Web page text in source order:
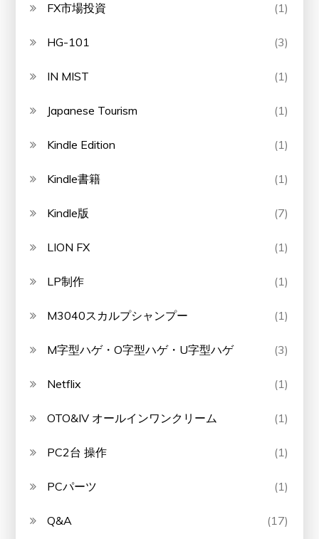
FX市場投資 (1)
HG-101 (3)
IN MIST (1)
Japanese Tourism (1)
Kindle Edition (1)
Kindle書籍 (1)
Kindle版 (7)
LION FX (1)
LP制作 (1)
M3040スカルプシャンプー (1)
M字型ハゲ・O字型ハゲ・U字型ハゲ (3)
Netflix (1)
OTO&IV オールインワンクリーム (1)
PC2台 操作 (1)
PCパーツ (1)
Q&A (17)